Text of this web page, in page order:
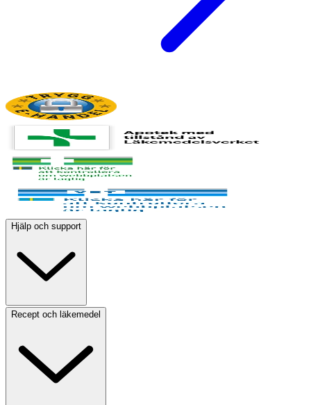
Hjälp och support
Recept och läkemedel